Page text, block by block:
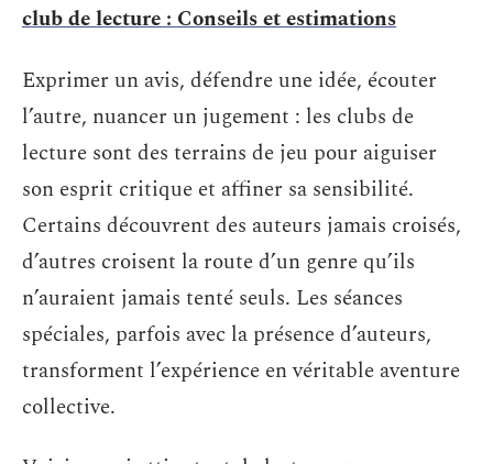
club de lecture : Conseils et estimations
Exprimer un avis, défendre une idée, écouter
l’autre, nuancer un jugement : les clubs de
lecture sont des terrains de jeu pour aiguiser
son esprit critique et affiner sa sensibilité.
Certains découvrent des auteurs jamais croisés,
d’autres croisent la route d’un genre qu’ils
n’auraient jamais tenté seuls. Les séances
spéciales, parfois avec la présence d’auteurs,
transforment l’expérience en véritable aventure
collective.